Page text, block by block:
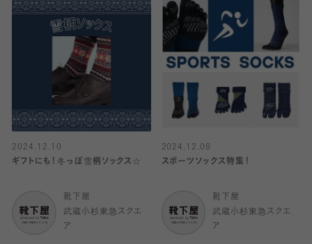
2024.12.10
ギフトにも！冬っぽ雪柄ソックス☆
靴下屋
武蔵小杉東急スクエ
ア
2024.12.08
スポーツソックス特集！
靴下屋
武蔵小杉東急スクエ
ア